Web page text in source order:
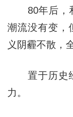
80年后，和
潮流没有变，
义阴霾不散，
置于历史经
力。